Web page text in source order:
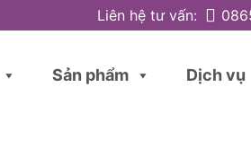
Liên hệ tư vấn:
Sản phẩm Dịch vụ